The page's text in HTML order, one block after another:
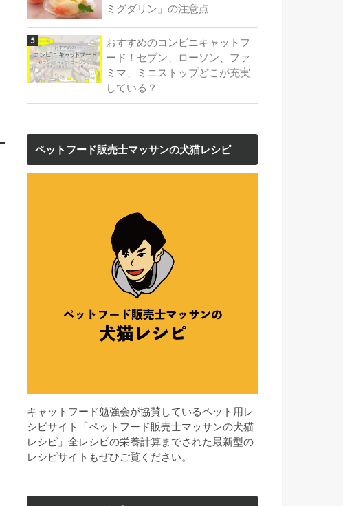
ミグダリン」の注意点
おすすめのコンビニキャットフ
ード！セブン、ローソン、ファ
ミマ、ミニストップどこが充実
している？
ペットフード販売士マッサンの犬猫レシピ
キャットフード勉強会が協賛しているペット用レ
シピサイト「ペットフード販売士マッサンの犬猫
レシピ」全レシピの栄養計算までされた最新型の
レシピサイトもぜひご覧ください。